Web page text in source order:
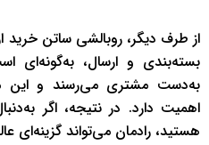
از طرف دیگر، روبالشی ساتن خرید
بسته‌بندی و ارسال،
به‌دست مشتری می‌رسند و این
اهمیت دارد. در نتیجه، اگر
هستید، رادمان می‌تواند گزینه‌ای